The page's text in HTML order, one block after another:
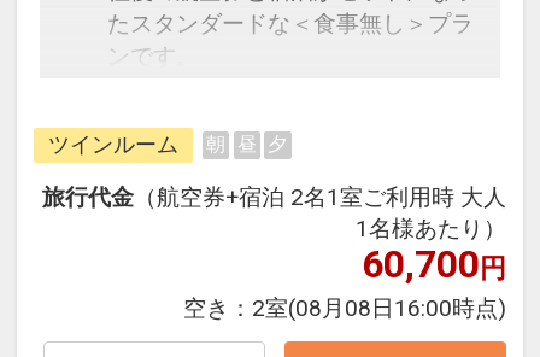
たスタンダードな＜食事無し＞プラ
ンです。
できるダイナミックパッケージだか
ら、一都市滞在はもちろん周遊旅行
にも最適！
旅行期間中の1泊だけの宿泊や延
泊・飛び泊なども自由自在です。
フライトは、安心のJAL（または
JALグループ）確約！フライトマイ
ル50%貯まります。
ツインルーム 朝 昼 夕
旅行代金 （航空券+宿泊 2名1室ご利用時 大人
1名様あたり）
60,700円
空き： 2室(08月08日16:00時点)